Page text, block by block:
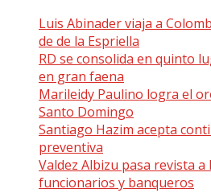
Luis Abinader viaja a
de de la Espriella
RD se consolida en quinto
en gran faena
Marileidy Paulino logra el
Santo Domingo
Santiago Hazim acepta
preventiva
Valdez Albizu pasa revista a
funcionarios y banqueros